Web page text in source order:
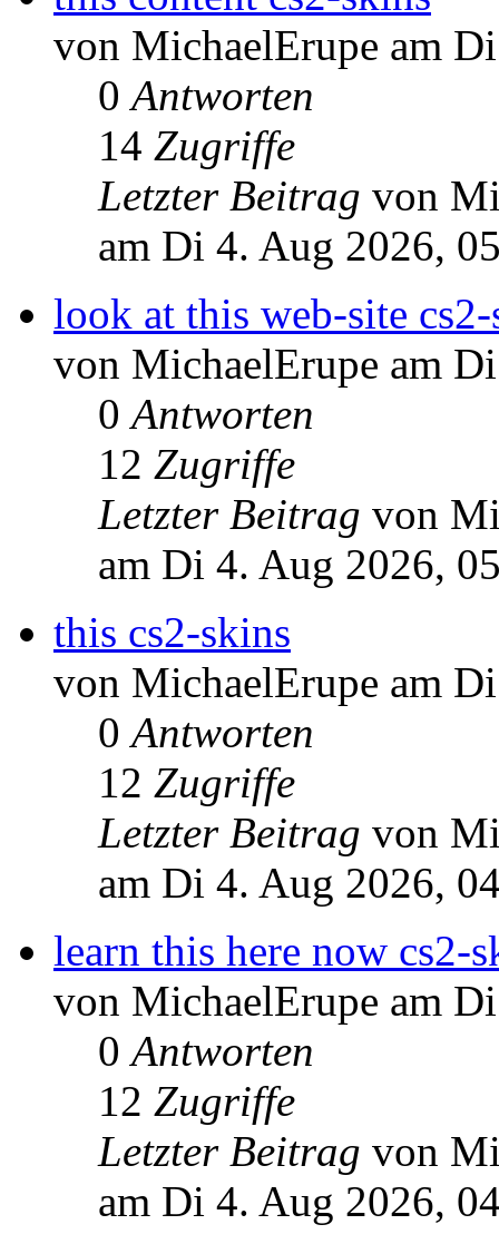
von MichaelErupe am
0Antworten
14 Zugriffe
Letzter Beitrag von
am Di 4. Aug 2026,
look at this web-site
von MichaelErupe am
0Antworten
12 Zugriffe
Letzter Beitrag von
am Di 4. Aug 2026,
this cs2-skins
von MichaelErupe am
0Antworten
12 Zugriffe
Letzter Beitrag von
am Di 4. Aug 2026,
learn this here now cs2-
von MichaelErupe am
0Antworten
12 Zugriffe
Letzter Beitrag von
am Di 4. Aug 2026,